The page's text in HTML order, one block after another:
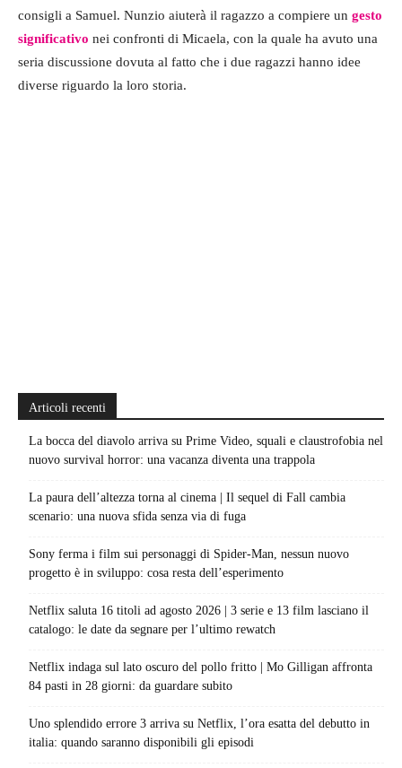
consigli a Samuel. Nunzio aiuterà il ragazzo a compiere un gesto
significativo nei confronti di Micaela, con la quale ha avuto una
seria discussione dovuta al fatto che i due ragazzi hanno idee
diverse riguardo la loro storia.
Articoli recenti
La bocca del diavolo arriva su Prime Video, squali e claustrofobia nel
nuovo survival horror: una vacanza diventa una trappola
La paura dell’altezza torna al cinema | Il sequel di Fall cambia
scenario: una nuova sfida senza via di fuga
Sony ferma i film sui personaggi di Spider-Man, nessun nuovo
progetto è in sviluppo: cosa resta dell’esperimento
Netflix saluta 16 titoli ad agosto 2026 | 3 serie e 13 film lasciano il
catalogo: le date da segnare per l’ultimo rewatch
Netflix indaga sul lato oscuro del pollo fritto | Mo Gilligan affronta
84 pasti in 28 giorni: da guardare subito
Uno splendido errore 3 arriva su Netflix, l’ora esatta del debutto in
italia: quando saranno disponibili gli episodi